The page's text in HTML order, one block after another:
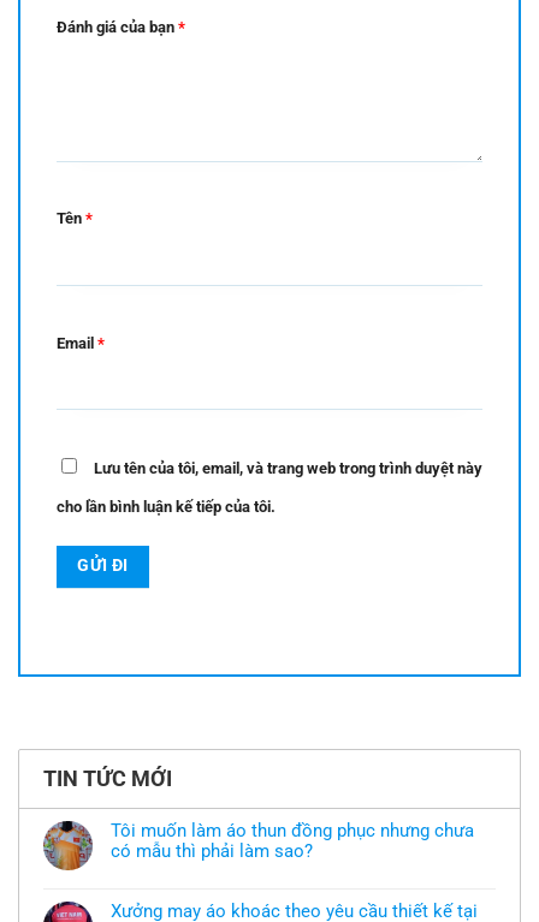
Đánh giá của bạn *
Tên *
Email *
Lưu tên của tôi, email, và trang web trong trình duyệt này
cho lần bình luận kế tiếp của tôi.
TIN TỨC MỚI
Tôi muốn làm áo thun đồng phục nhưng chưa
có mẫu thì phải làm sao?
bình
luận
Xưởng may áo khoác theo yêu cầu thiết kế tại